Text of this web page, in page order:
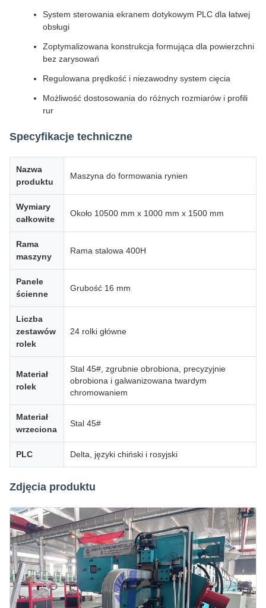
System sterowania ekranem dotykowym PLC dla łatwej
obsługi
Zoptymalizowana konstrukcja formująca dla powierzchni
bez zarysowań
Regulowana prędkość i niezawodny system cięcia
Możliwość dostosowania do różnych rozmiarów i profili
rur
Specyfikacje techniczne
Nazwa
produktu
Maszyna do formowania rynien
Wymiary
całkowite
Około 10500 mm x 1000 mm x 1500 mm
Rama
maszyny
Rama stalowa 400H
Panele
ścienne
Grubość 16 mm
Liczba
zestawów
rolek
24 rolki główne
Materiał
rolek
Stal 45#, zgrubnie obrobiona, precyzyjnie
obrobiona i galwanizowana twardym
chromowaniem
Materiał
wrzeciona
Stal 45#
PLC Delta, języki chiński i rosyjski
Zdjęcia produktu